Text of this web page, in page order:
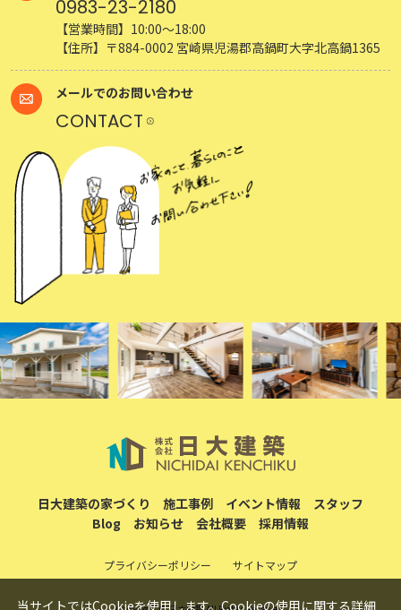
当サイトではCookieを使用します。Cookieの使用に関する詳細
0983-23-2180
【営業時間】10:00～18:00
【住所】〒884-0002 宮崎県児湯郡高鍋町大字北高鍋1365
メールでのお問い合わせ
CONTACT
日大建築の家づくり 施工事例 イベント情報
スタッフ
Blog
お知らせ 会社概要 採用情報
プライバシーポリシー サイトマップ